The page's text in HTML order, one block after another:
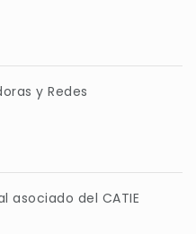
y Redes
asociado del CATIE